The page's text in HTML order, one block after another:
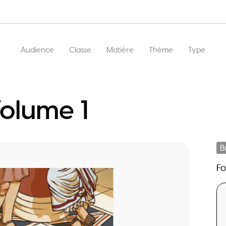
Main
Audience Classe Matière Thème Type
1